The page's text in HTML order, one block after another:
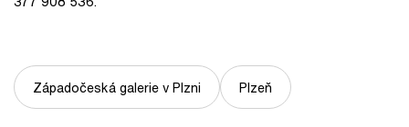
Západočeská galerie v Plzni Plzeň